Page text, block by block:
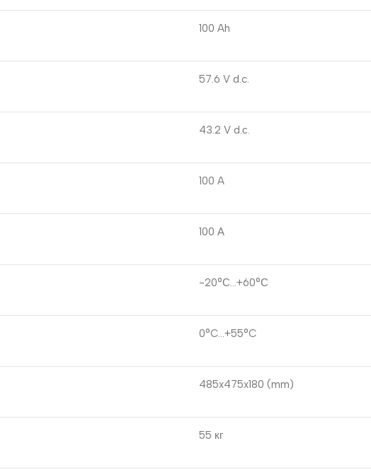
100 Ah
57.6 V d.c.
43.2 V d.с.
100 A
100 А
-20°С…+60°С
0°C…+55°C
485x475x180 (mm)
55 кг